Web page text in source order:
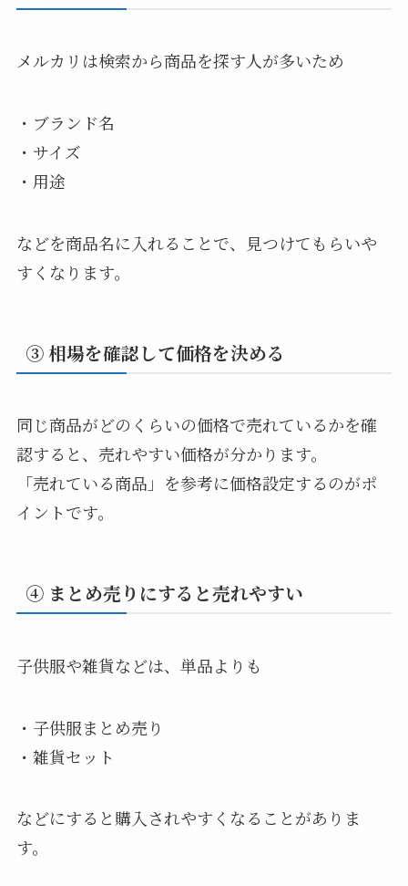
メルカリは検索から商品を探す人が多いため
・ブランド名
・サイズ
・用途
などを商品名に入れることで、見つけてもらいや
すくなります。
③ 相場を確認して価格を決める
同じ商品がどのくらいの価格で売れているかを確
認すると、売れやすい価格が分かります。
「売れている商品」を参考に価格設定するのがポ
イントです。
④ まとめ売りにすると売れやすい
子供服や雑貨などは、単品よりも
・子供服まとめ売り
・雑貨セット
などにすると購入されやすくなることがありま
す。